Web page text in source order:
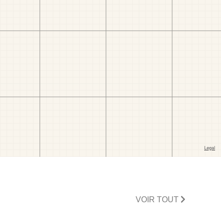
VOIR TOUT